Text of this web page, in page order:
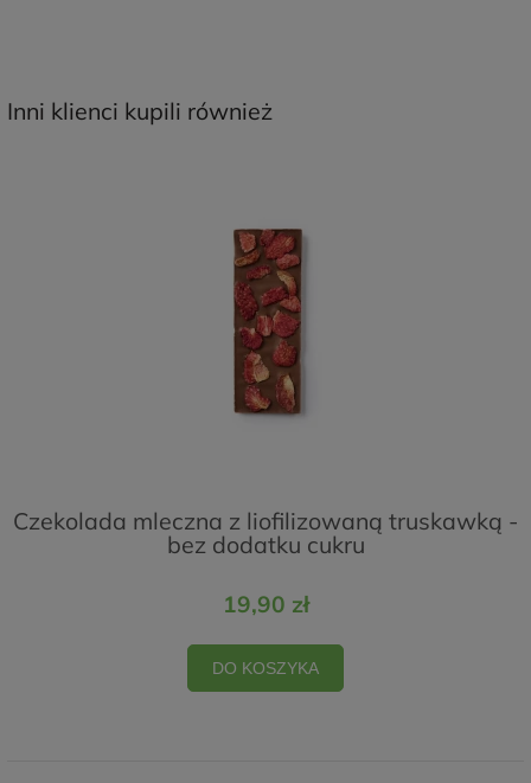
Inni klienci kupili również
Czekolada mleczna z liofilizowaną truskawką -
bez dodatku cukru
19,90 zł
DO KOSZYKA